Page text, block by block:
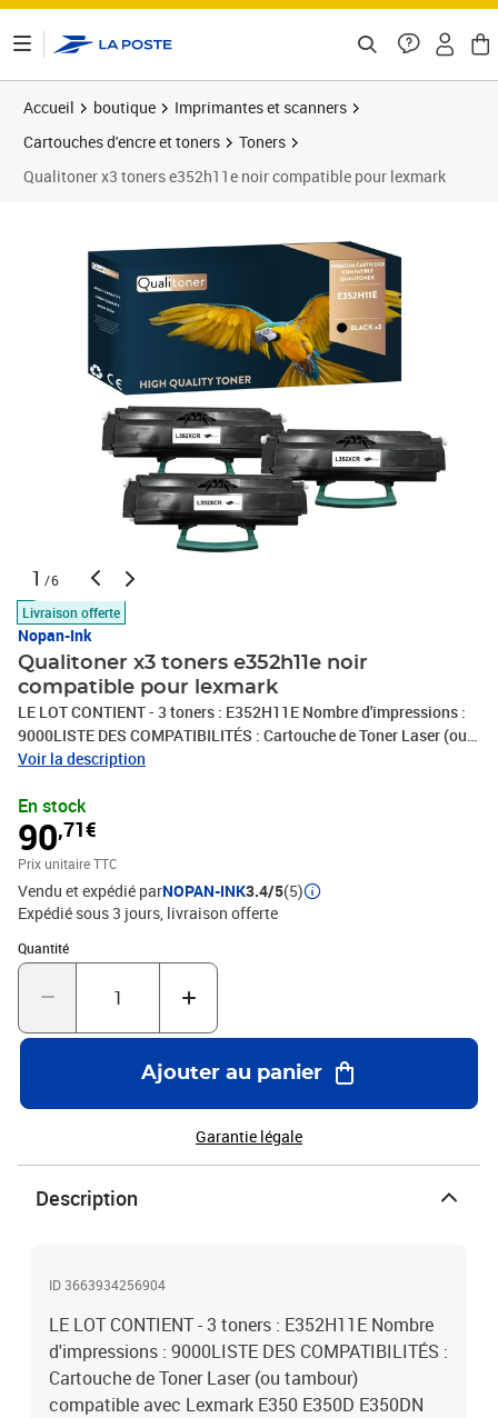
Accueil boutique
Imprimantes et scanners
Cartouches d'encre et toners
Toners
Qualitoner x3 toners e352h11e noir compatible pour lexmark
1 /6
Livraison offerte
Nopan-Ink
Qualitoner x3 toners e352h11e noir
compatible pour lexmark
LE LOT CONTIENT - 3 toners : E352H11E Nombre d'impressions :
9000LISTE DES COMPATIBILITÉS : Cartouche de Toner Laser (ou
tambour) compatible avec Lexmark E350 E350D E350DN
consommables compatibles en France. Associée à un groupe
possédant 30 ans d'expertise dans le domaine du consommable
compatible, QUALITONER vous propose les meilleurs produits
pour votre imprimante (Jet d'encre, Laser, Tambour...).
Voir la description
En stock
90,71€
Prix unitaire TTC
Vendu et expédié parNOPAN-INK3.4/5(5)
Expédié sous 3 jours livraison offerte
Quantité
Quantité : 1
Ajouter au panier
Garantie légale
Description
ID 3663934256904
LE LOT CONTIENT - 3 toners : E352H11E Nombre
d'impressions : 9000LISTE DES COMPATIBILITÉS :
Cartouche de Toner Laser (ou tambour)
compatible avec Lexmark E350 E350D E350DN